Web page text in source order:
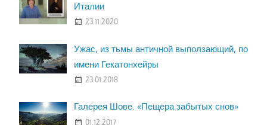
Италии
23.11.2020
Ужас, из тьмы античной выползающий, по
имени Гекатонхейры
23.01.2018
Галерея Шове. «Пещера забытых снов»
01.12.2017